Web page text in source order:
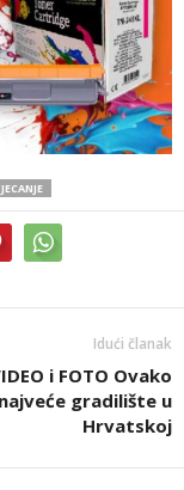
Idući članak
i FOTO Ovako
gradilište u
Hrvatskoj